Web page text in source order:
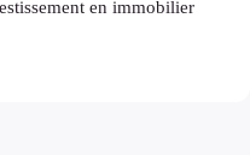
en immobilier